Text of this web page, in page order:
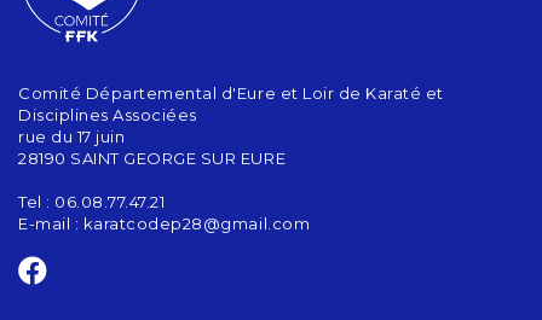
Comité Départemental d'Eure et Loir de Karaté et
Disciplines Associées
rue du 17 juin
28190 SAINT GEORGE SUR EURE
Tel : 06.08.77.47.21
E-mail : karatcodep28@gmail.com